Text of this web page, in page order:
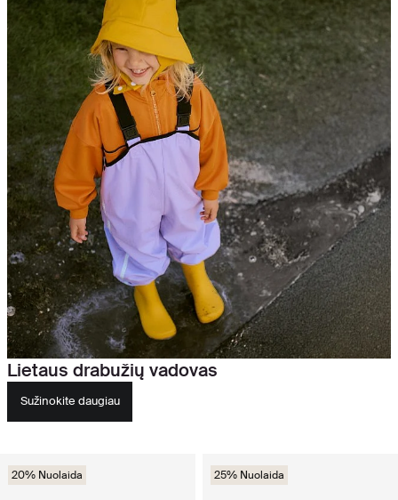
20% Nuolaida 25% Nuolaida
Lietaus drabužių vadovas
Sužinokite daugiau